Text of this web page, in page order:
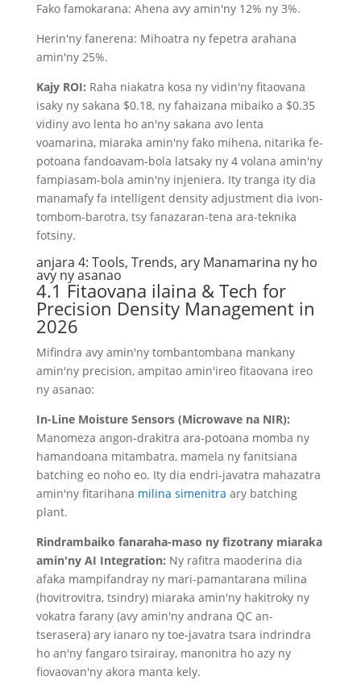
Fako famokarana: Ahena avy amin'ny 12% ny 3%.
Herin'ny fanerena: Mihoatra ny fepetra arahana
amin'ny 25%.
Kajy ROI: Raha niakatra kosa ny vidin'ny fitaovana
isaky ny sakana $0.18, ny fahaizana mibaiko a $0.35
vidiny avo lenta ho an'ny sakana avo lenta
voamarina, miaraka amin'ny fako mihena, nitarika fe-
potoana fandoavam-bola latsaky ny 4 volana amin'ny
fampiasam-bola amin'ny injeniera. Ity tranga ity dia
manamafy fa intelligent density adjustment dia ivon-
tombom-barotra, tsy fanazaran-tena ara-teknika
fotsiny.
anjara 4: Tools, Trends, ary Manamarina ny ho
avy ny asanao
4.1 Fitaovana ilaina & Tech for
Precision Density Management in
2026
Mifindra avy amin'ny tombantombana mankany
amin'ny precision, ampitao amin'ireo fitaovana ireo
ny asanao:
In-Line Moisture Sensors (Microwave na NIR):
Manomeza angon-drakitra ara-potoana momba ny
hamandoana mitambatra, mamela ny fanitsiana
batching eo noho eo. Ity dia endri-javatra mahazatra
amin'ny fitarihana milina simenitra ary batching
plant.
Rindrambaiko fanaraha-maso ny fizotrany miaraka
amin'ny AI Integration: Ny rafitra maoderina dia
afaka mampifandray ny mari-pamantarana milina
(hovitrovitra, tsindry) miaraka amin'ny hakitroky ny
vokatra farany (avy amin'ny andrana QC an-
tserasera) ary ianaro ny toe-javatra tsara indrindra
ho an'ny fangaro tsirairay, manonitra ho azy ny
fiovaovan'ny akora manta kely.